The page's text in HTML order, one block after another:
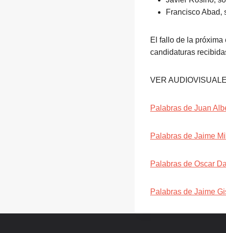
Francisco Abad,
El fallo de la
candidaturas
VER
Palabras de Juan
Palabras de Jaime
Palabras de Oscar
Palabras de Jaime